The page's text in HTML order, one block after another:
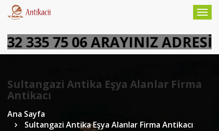
335 75 06 ARAYINIZ
Sultangazi Antika Eşya Alanlar Firma
Antikacı
Ana Sayfa
Sultangazi Antika Eşya Alanlar Firma Antikacı